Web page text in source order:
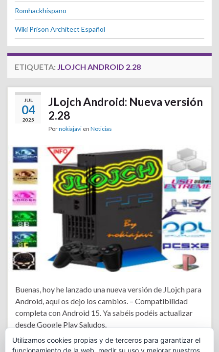
Romhackhispano
Wiki Prison Architect Español
ETIQUETA: JLOJCH ANDROID 2.28
JUL
04
2025
JLojch Android: Nueva versión
2.28
Pornokiajavi en Noticias
Buenas, hoy he lanzado una nueva versión de JLojch para
Android, aquí os dejo los cambios. – Compatibilidad
completa con Android 15. Ya sabéis podéis actualizar
desde Google Play Saludos.
Utilizamos cookies propias y de terceros para garantizar el
funcionamiento de la web, medir su uso y mejorar nuestros